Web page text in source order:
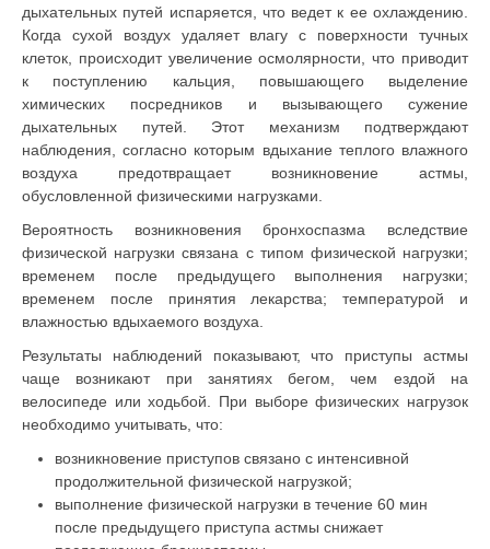
дыхательных путей испаряется, что ведет к ее охлаждению.
Когда сухой воздух удаляет влагу с поверхности тучных
клеток, происходит увеличение осмолярности, что приводит
к поступлению кальция, повышающего выделение
химических посредников и вызывающего сужение
дыхательных путей. Этот механизм подтверждают
наблюдения, согласно которым вдыхание теплого влажного
воздуха предотвращает возникновение астмы,
обусловленной физическими нагрузками.
Вероятность возникновения бронхоспазма вследствие
физической нагрузки связана с типом физической нагрузки;
временем после предыдущего выполнения нагрузки;
временем после принятия лекарства; температурой и
влажностью вдыхаемого воздуха.
Результаты наблюдений показывают, что приступы астмы
чаще возникают при занятиях бегом, чем ездой на
велосипеде или ходьбой. При выборе физических нагрузок
необходимо учитывать, что:
возникновение приступов связано с интенсивной
продолжительной физической нагрузкой;
выполнение физической нагрузки в течение 60 мин
после предыдущего приступа астмы снижает